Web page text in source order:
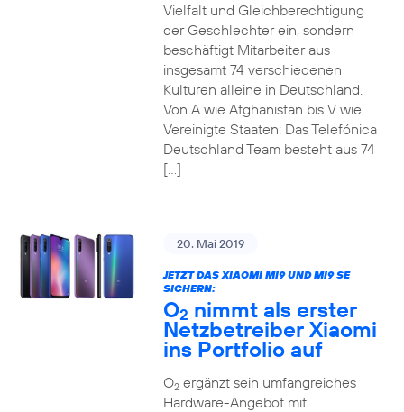
Vielfalt und Gleichberechtigung
der Geschlechter ein, sondern
beschäftigt Mitarbeiter aus
insgesamt 74 verschiedenen
Kulturen alleine in Deutschland.
Von A wie Afghanistan bis V wie
Vereinigte Staaten: Das Telefónica
Deutschland Team besteht aus 74
[…]
20. Mai 2019
JETZT DAS XIAOMI MI9 UND MI9 SE
SICHERN:
O2 nimmt als erster
Netzbetreiber Xiaomi
ins Portfolio auf
O2ergänzt sein umfangreiches
Hardware-Angebot mit